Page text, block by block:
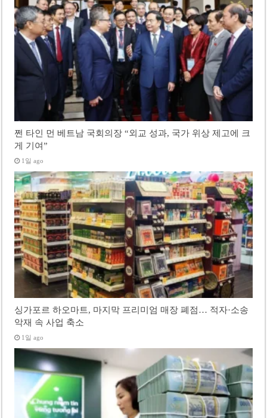
쩐 타인 먼 베트남 국회의장 “외교 성과, 국가 위상 제고에 크
게 기여”
1일 ago
싱가포르 하오마트, 마지막 프리미엄 매장 폐점… 적자·소송
악재 속 사업 축소
1일 ago